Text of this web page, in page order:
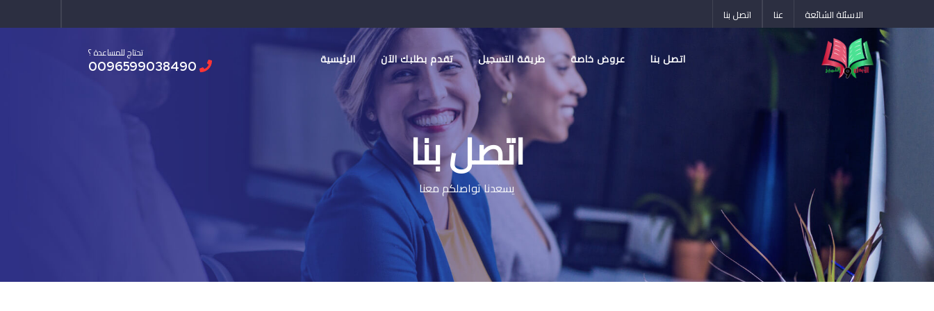
الاسئلة الشائعة عنا اتصل بنا
الرئيسية تقدم بطلبك الآن طريقة التسجيل عروض خاصة اتصل بنا
تحتاج للمساعدة ؟
اتصل بنا
يسعدنا تواصلكم معنا